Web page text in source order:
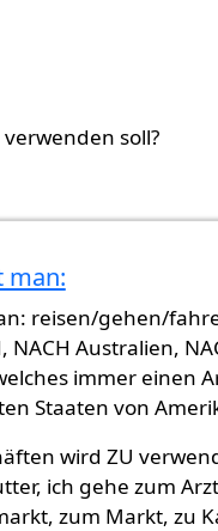
soll?
man:
reisen/gehen/
Australien,
immer einen
Staaten von
wird ZU
ich gehe zum
zum Markt, zu